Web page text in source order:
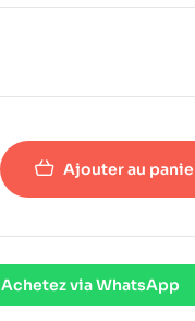
Ajouter au
Achetez via WhatsApp